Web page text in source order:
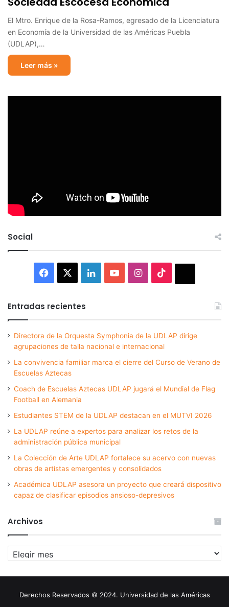
El Mtro. Enrique de la Rosa-Ramos, egresado de la Licenciatura
en Economía de la Universidad de las Américas Puebla
(UDLAP),…
Leer más »
Social
Facebook LinkedInYouTubeInstagram
Entradas recientes
Directora de la Orquesta Symphonia de la UDLAP dirige
agrupaciones de talla nacional e internacional
La convivencia familiar marca el cierre del Curso de Verano de
Escuelas Aztecas
Coach de Escuelas Aztecas UDLAP jugará el Mundial de Flag
Football en Alemania
Estudiantes STEM de la UDLAP destacan en el MUTVI 2026
La UDLAP reúne a expertos para analizar los retos de la
administración pública municipal
La Colección de Arte UDLAP fortalece su acervo con nuevas
obras de artistas emergentes y consolidados
Académica UDLAP asesora un proyecto que creará dispositivo
capaz de clasificar episodios ansioso-depresivos
Archivos
Archivos
Derechos Reservados © 2024. Universidad de las Américas